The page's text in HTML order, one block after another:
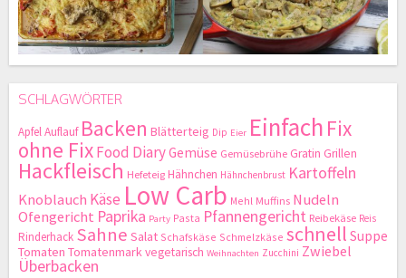
SCHLAGWÖRTER
ApfelAuflauf Backen Blätterteig Dip Eier Einfach Fix
ohne FixFood DiaryGemüse Gemüsebrühe Gratin Grillen
Hackfleisch Hefeteig Hähnchen Hähnchenbrust Kartoffeln
Knoblauch Käse Low Carb Mehl Muffins Nudeln
Ofengericht Paprika Party Pasta Pfannengericht Reibekäse Reis
Rinderhack Sahne Salat Schafskäse Schmelzkäse schnell Suppe
Tomaten Tomatenmarkvegetarisch Weihnachten Zucchini Zwiebel
Überbacken